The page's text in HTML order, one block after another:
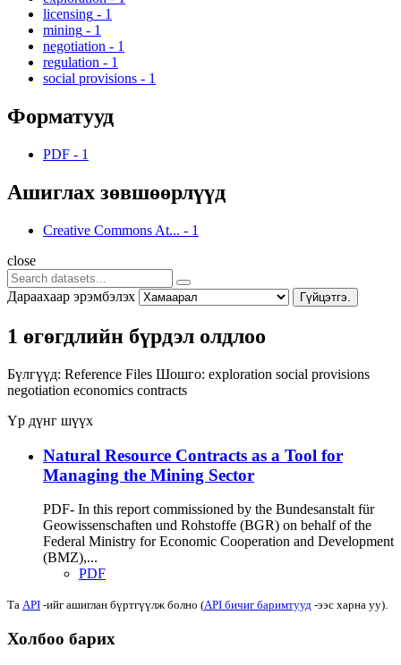
licensing - 1
mining - 1
negotiation - 1
regulation - 1
social provisions - 1
Форматууд
PDF - 1
Ашиглах зөвшөөрлүүд
Creative Commons At... - 1
close
Дараахаар эрэмбэлэх Гүйцэтгэ.
1 өгөгдлийн бүрдэл олдлоо
Бүлгүүд: Reference Files Шошго: exploration social provisions
negotiation economics contracts
Үр дүнг шүүх
Natural Resource Contracts as a Tool for
Managing the Mining Sector
PDF- In this report commissioned by the Bundesanstalt für
Geowissenschaften und Rohstoffe (BGR) on behalf of the
Federal Ministry for Economic Cooperation and Development
(BMZ),...
PDF
Та API -ийг ашиглан бүртгүүлж болно (API бичиг баримтууд -ээс харна уу).
Холбоо барих